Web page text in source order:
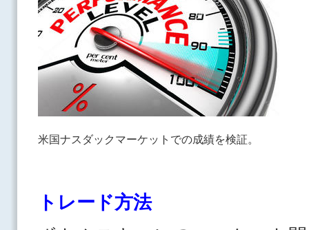
米国ナスダックマーケットでの成績を検証。
トレード方法